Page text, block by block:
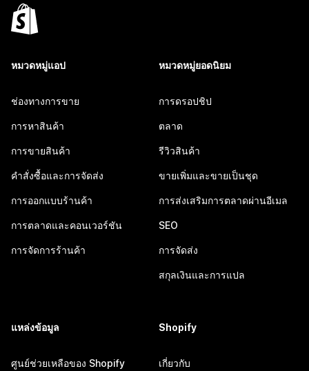
หมวดหมู่แอป
ช่องทางการขาย
การหาสินค้า
การขายสินค้า
คำสั่งซื้อและการจัดส่ง
การออกแบบร้านค้า
การตลาดและคอนเวอร์ชัน
การจัดการร้านค้า
หมวดหมู่ยอดนิยม
การดรอปชิป
ตลาด
รีวิวสินค้า
ขายเพิ่มและขายเป็นชุด
การส่งเสริมการตลาดผ่านอีเมล
SEO
การจัดส่ง
สกุลเงินและการแปล
แหล่งข้อมูล
ศูนย์ช่วยเหลือของ Shopify
Shopify
เกี่ยวกับ